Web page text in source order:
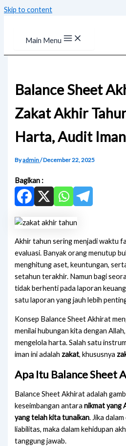
Skip to content
Main Menu
Balance Sheet
Zakat Akhir
Harta, Audit Iman
Byadmin/December 22, 2025
Bagikan :
Akhir tahun sering menjadi waktu
evaluasi. Banyak orang menutup
menghitung aset, keuntungan,
setahun terakhir. Namun bagi
tidak berhenti pada laporan
satu laporan yang jauh lebih
Konsep Balance Sheet Akhirat
menilai hubungan kita dengan
mengelola harta. Salah satu
iman ini adalah zakat, khususnya
Apa Itu Balance Sheet
Balance Sheet Akhirat adalah
keseimbangan antaranikmat yang
yang telah kita tunaikan. Jika
liabilitas, maka dalam kehidupan
tanggung jawab.